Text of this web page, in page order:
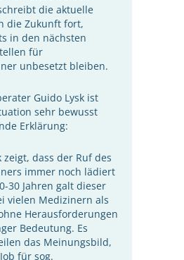
die aktuelle
die Zukunft fort,
in den nächsten
für
unbesetzt bleiben.
Guido Lysk ist
sehr bewusst
Erklärung:
zeigt, dass der Ruf des
immer noch lädiert
30 Jahren galt dieser
vielen Medizinern als
Herausforderungen
Bedeutung. Es
das Meinungsbild,
für sog.